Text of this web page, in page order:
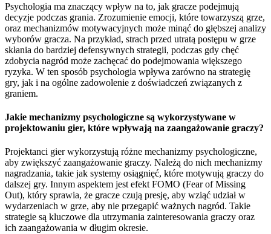
Psychologia ma znaczący wpływ na to, jak gracze podejmują
decyzje podczas grania. Zrozumienie emocji, które towarzyszą grze,
oraz mechanizmów motywacyjnych może minąć do głębszej analizy
wyborów gracza. Na przykład, strach przed utratą postępu w grze
skłania do bardziej defensywnych strategii, podczas gdy chęć
zdobycia nagród może zachęcać do podejmowania większego
ryzyka. W ten sposób psychologia wpływa zarówno na strategię
gry, jak i na ogólne zadowolenie z doświadczeń związanych z
graniem.
Jakie mechanizmy psychologiczne są wykorzystywane w
projektowaniu gier, które wpływają na zaangażowanie graczy?
Projektanci gier wykorzystują różne mechanizmy psychologiczne,
aby zwiększyć zaangażowanie graczy. Należą do nich mechanizmy
nagradzania, takie jak systemy osiągnięć, które motywują graczy do
dalszej gry. Innym aspektem jest efekt FOMO (Fear of Missing
Out), który sprawia, że gracze czują presję, aby wziąć udział w
wydarzeniach w grze, aby nie przegapić ważnych nagród. Takie
strategie są kluczowe dla utrzymania zainteresowania graczy oraz
ich zaangażowania w długim okresie.